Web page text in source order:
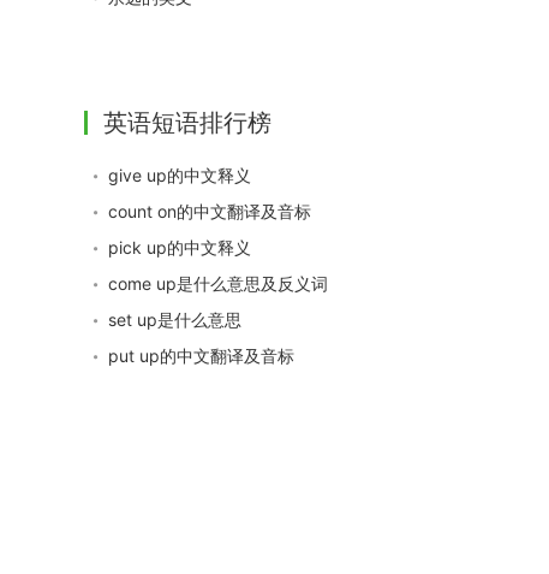
英语短语排行榜
give up的中文释义
count on的中文翻译及音标
pick up的中文释义
come up是什么意思及反义词
set up是什么意思
put up的中文翻译及音标